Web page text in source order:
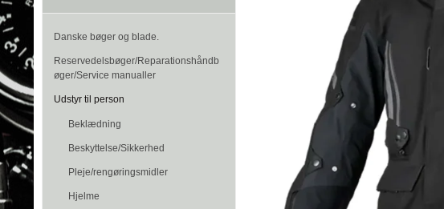
Danske bøger og blade.
Reservedelsbøger/Reparationshåndb
øger/Service manualler
Udstyr til person
Beklædning
Beskyttelse/Sikkerhed
Pleje/rengøringsmidler
Hjelme